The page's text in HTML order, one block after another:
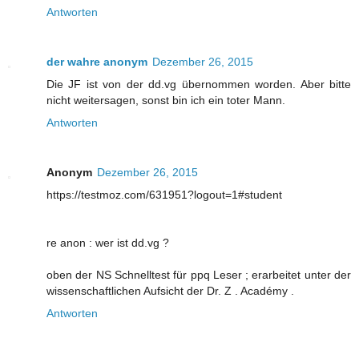
Antworten
der wahre anonym Dezember 26, 2015
Die JF ist von der dd.vg übernommen worden. Aber bitte
nicht weitersagen, sonst bin ich ein toter Mann.
Antworten
Anonym Dezember 26, 2015
https://testmoz.com/631951?logout=1#student
re anon : wer ist dd.vg ?
oben der NS Schnelltest für ppq Leser ; erarbeitet unter der
wissenschaftlichen Aufsicht der Dr. Z . Académy .
Antworten